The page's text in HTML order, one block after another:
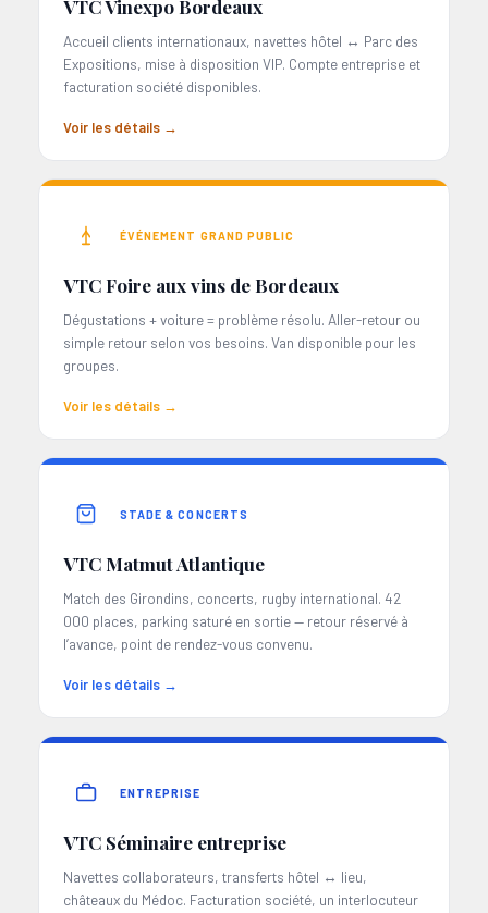
VTC Vinexpo Bordeaux
Accueil clients internationaux, navettes hôtel ↔ Parc des
Expositions, mise à disposition VIP. Compte entreprise et
facturation société disponibles.
Voir les détails →
ÉVÉNEMENT GRAND PUBLIC
VTC Foire aux vins de Bordeaux
Dégustations + voiture = problème résolu. Aller-retour ou
simple retour selon vos besoins. Van disponible pour les
groupes.
Voir les détails →
STADE & CONCERTS
VTC Matmut Atlantique
Match des Girondins, concerts, rugby international. 42
000 places, parking saturé en sortie — retour réservé à
l’avance, point de rendez-vous convenu.
Voir les détails →
ENTREPRISE
VTC Séminaire entreprise
Navettes collaborateurs, transferts hôtel ↔ lieu,
châteaux du Médoc. Facturation société, un interlocuteur